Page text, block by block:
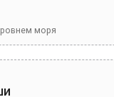
моря